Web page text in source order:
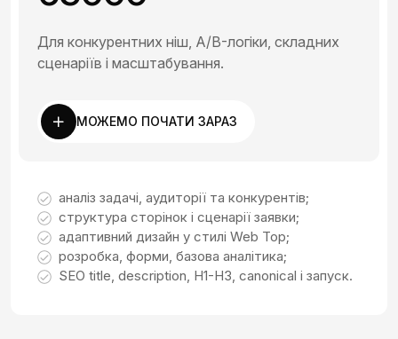
Для конкурентних ніш, A/B-логіки, складних
сценаріїв і масштабування.
МОЖЕМО ПОЧАТИ ЗАРАЗ
аналіз задачі, аудиторії та конкурентів;
структура сторінок і сценарії заявки;
адаптивний дизайн у стилі Web Top;
розробка, форми, базова аналітика;
SEO title, description, H1-H3, canonical і запуск.